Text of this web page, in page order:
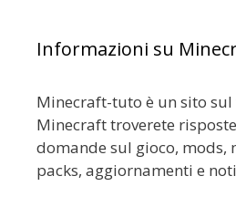
Informazioni su
Minecraft-tuto è un sito sul
Minecraft troverete
domande sul gioco, mods,
packs, aggiornamenti e